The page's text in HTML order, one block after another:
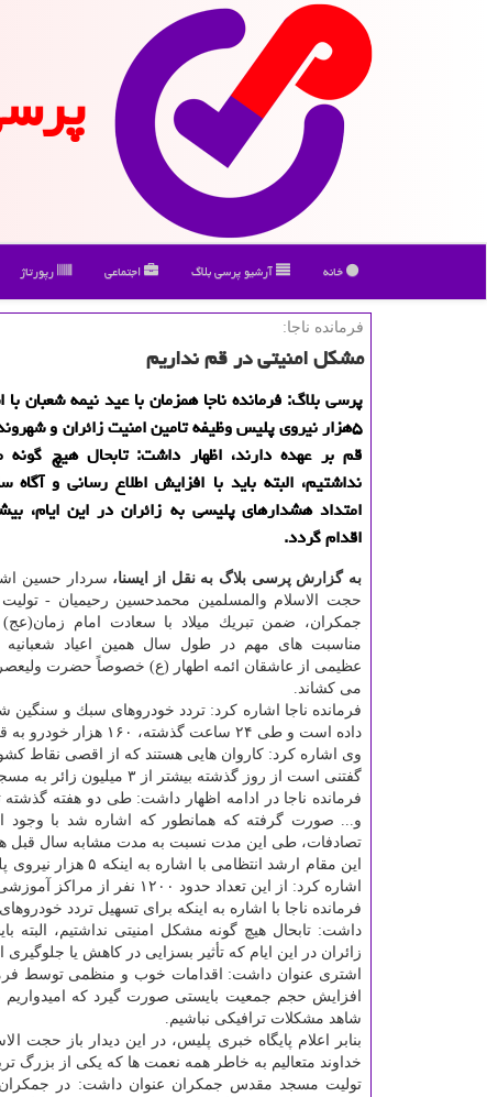
خانه آرشیو پرسی بلاگ اجتماعی رپورتاژ
فرمانده ناجا:
مشكل امنیتی در قم نداریم
پرسی بلاگ: فرمانده ناجا همزمان با عید نیمه شعبان با
۵هزار نیروی پلیس وظیفه تامین امنیت زائران و
قم بر عهده دارند، اظهار داشت: تابحال هیچ
نداشتیم، البته باید با افزایش اطلاع رسانی و
امتداد هشدارهای پلیسی به زائران در این ایام،
اقدام گردد.
به گزارش پرسی بلاگ به نقل از ایسنا، سردار حسین
حجت الاسلام والمسلمین محمدحسین رحیمیان -
جمكران، ضمن تبریك میلاد با سعادت امام
مناسبت های مهم در طول سال همین اعیاد
عظیمی از عاشقان ائمه اطهار (ع) خصوصاً حضرت
می كشاند.
داده است و طی ۲۴ ساعت گذشته، ۱۶۰ هزار خودرو به قم تردد داشته اند.
وی اشاره كرد: كاروان هایی هستند كه از اقصی نقاط
گفتنی است از روز گذشته بیشتر از ۳ میلیون زائر به مسجد مقدس جمكران مشرف شدند.
فرمانده ناجا در ادامه اظهار داشت: طی دو هفته گذشته
تصادفات، طی این مدت نسبت به مدت مشابه سال قبل
این مقام ارشد
اشاره كرد: از این تعداد حدود ۱۲۰۰ نفر از مراكز آموزشی به كمك پلیس استان آمده اند.
داشت: تابحال هیچ گونه مشكل امنیتی نداشتیم، البته
زائران در این ایام كه تأثیر بسزایی در كاهش یا
اشتری عنوان داشت: اقدامات خوب و منظمی توسط
افزایش حجم جمعیت بایستی صورت گیرد كه امیدواریم
شاهد مشكلات ترافیكی نباشیم.
بنابر اعلام پایگاه خبری پلیس، در این دیدار باز
خداوند متعالیم به خاطر همه نعمت ها كه یكی از بزرگ
تولیت مسجد مقدس جمكران عنوان داشت: در جمكران